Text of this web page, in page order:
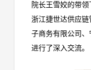
院长王雪姣的带
浙江捷世达供应
子商务有限公司
进行了深入交流。